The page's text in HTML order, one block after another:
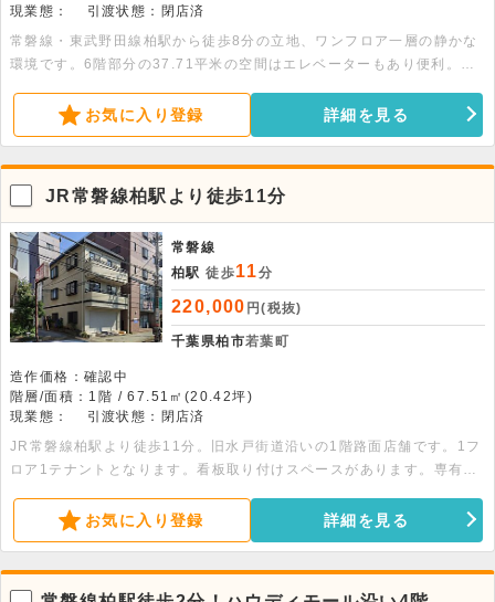
現業態：
引渡状態：閉店済
常磐線・東武野田線柏駅から徒歩8分の立地、ワンフロア一層の静かな
環境です。6階部分の37.71平米の空間はエレベーターもあり便利。詳
使用不可
お気に入り登録 詳細を見る
JR常磐線柏駅より徒歩11分
常磐線
柏駅 徒歩11分
220,000 円(税抜)
千葉県柏市若葉町
造作価格：確認中
階層/面積：1階 / 67.51㎡(20.42坪)
現業態：
引渡状態：閉店済
JR常磐線柏駅より徒歩11分。旧水戸街道沿いの1階路面店舗です。1フ
ロア1テナントとなります。看板取り付けスペースがあります。専有部
お気に入り登録 詳細を見る